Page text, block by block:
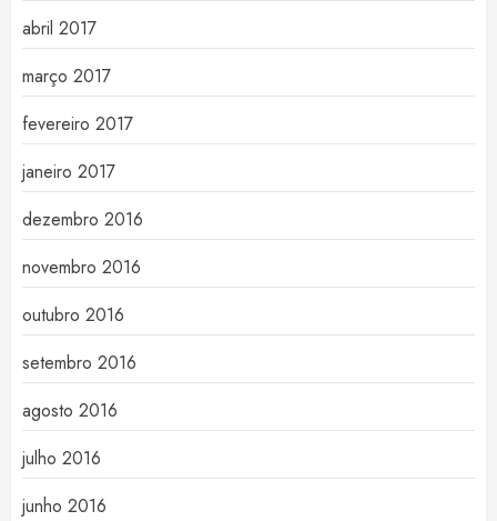
abril 2017
março 2017
fevereiro 2017
janeiro 2017
dezembro 2016
novembro 2016
outubro 2016
setembro 2016
agosto 2016
julho 2016
junho 2016